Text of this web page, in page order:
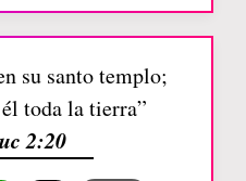
su santo templo;
toda la tierra”
2:20